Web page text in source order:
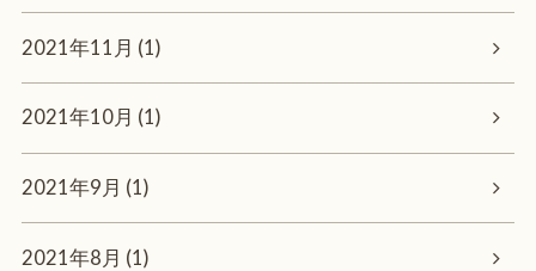
2021年11月 (1)
2021年10月 (1)
2021年9月 (1)
2021年8月 (1)